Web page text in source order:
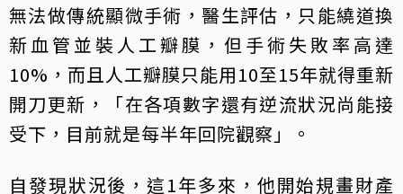
無法做傳統顯微手術，醫生評估，只能繞道換
新血管並裝人工瓣膜，但手術失敗率高達
10%，而且人工瓣膜只能用10至15年就得重新
開刀更新，「在各項數字還有逆流狀況尚能接
受下，目前就是每半年回院觀察」。
自發現狀況後，這1年多來，他開始規畫財產